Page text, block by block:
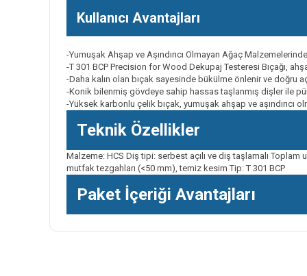
Kullanıcı Avantajları
-Yumuşak Ahşap ve Aşındırıcı Olmayan Ağaç
-T 301 BCP Precision for Wood Dekupaj Testeresi Bıçağı,
-Daha kalın olan bıçak sayesinde bükülme önlenir ve doğru
-Konik bilenmiş gövdeye sahip hassas taşlanmış dişler ile
-Yüksek karbonlu çelik bıçak, yumuşak ahşap ve
Teknik Özellikler
Malzeme: HCS Diş tipi: serbest açılı ve diş taşlamalı Toplam
mutfak tezgahları (<50 mm), temiz kesim Tip: T 301 BCP
Paket İçeriği Avantajları
Bu ürünün fiyat bilgisi, resim, ürün açıklamalarında ve diğer